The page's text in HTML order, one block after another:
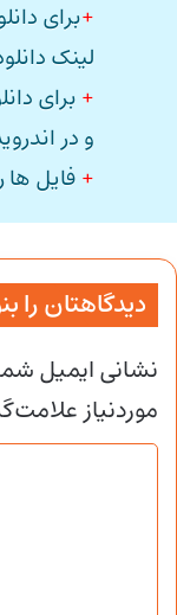
+برای
لینک
+ برای
و در
+ فایل ها
دیدگاهتان را
نشانی ایمیل
موردنیاز